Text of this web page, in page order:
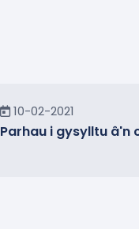
Yn y Cymuned
10-02-2021
Parhau i gysylltu â'n